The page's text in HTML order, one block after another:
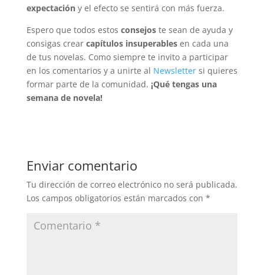
expectacióny el efecto se sentirá con más fuerza.
Espero que todos estos consejoste sean de ayuda y
consigas crear capítulos insuperablesen cada una
de tus novelas. Como siempre te invito a participar
en los comentarios y a unirte al Newsletter si quieres
formar parte de la comunidad. ¡Qué tengas una
semana de novela!
Enviar comentario
Tu dirección de correo electrónico no será publicada.
Los campos obligatorios están marcados con *